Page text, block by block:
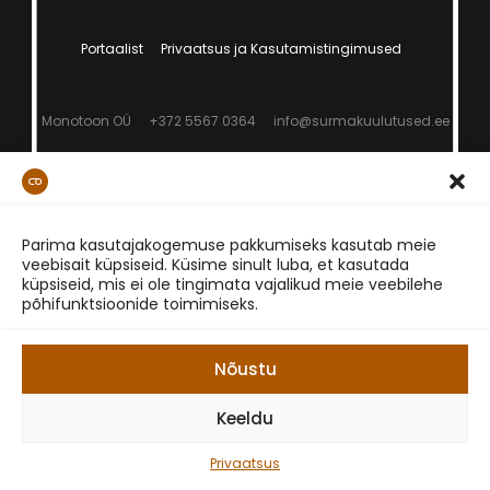
Parima kasutajakogemuse pakkumiseks kasutab meie
veebisait küpsiseid. Küsime sinult luba, et kasutada
küpsiseid, mis ei ole tingimata vajalikud meie veebilehe
põhifunktsioonide toimimiseks.
Nõustu
Keeldu
Privaatsus
Portaalist Privaatsus ja Kasutamistingimused
Monotoon OÜ +372 5567 0364 info@surmakuulutused.ee